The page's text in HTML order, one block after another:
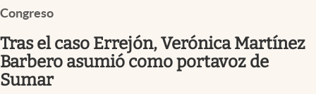
Congreso
Tras el caso Errejón, Verónica Martínez
Barbero asumió como portavoz de
Sumar